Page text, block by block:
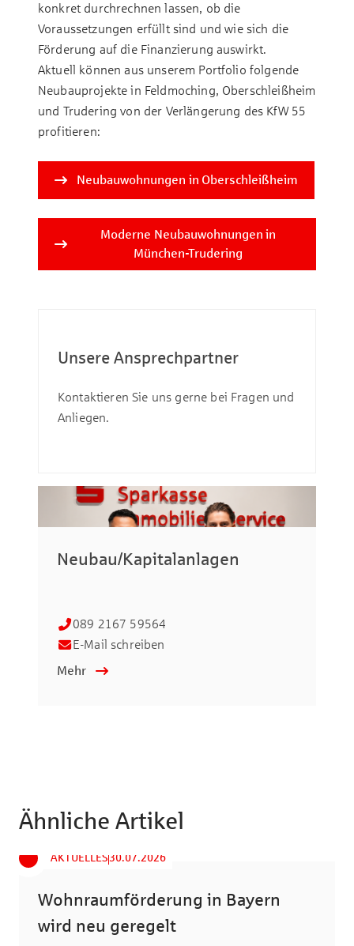
konkret durchrechnen lassen, ob die
Voraussetzungen erfüllt sind und wie sich die
Förderung auf die Finanzierung auswirkt.
Aktuell können aus unserem Portfolio folgende
Neubauprojekte in Feldmoching, Oberschleißheim
und Trudering von der Verlängerung des KfW 55
profitieren:
Neubauwohnungen in Oberschleißheim
Moderne Neubauwohnungen in
München-Trudering
Unsere Ansprechpartner
Kontaktieren Sie uns gerne bei Fragen und
Anliegen.
Neubau/Kapitalanlagen
089 2167 59564
E-Mail schreiben
Mehr
Ähnliche Artikel
AKTUELLES30.07.2026
Wohnraumförderung in Bayern
wird neu geregelt